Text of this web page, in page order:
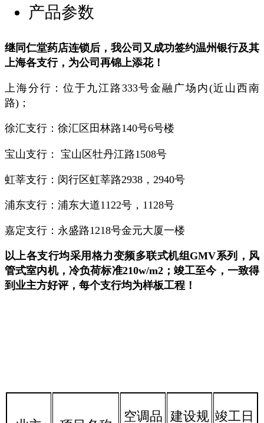
产品参数
继同仁堂药店连锁后，我公司又成功签约温州银行及其
上海各支行，为公司再锦上添花！
上海分行：位于九江路333号金融广场内(近山西南
路)；
徐汇支行：徐汇区田林路140号6号楼
宝山支行： 宝山区牡丹江路1508号
虹莘支行：闵行区虹莘路2938，2940号
浦东支行：浦东大道1122号，1128号
嘉定支行：永盛路1218号金元大厦一楼
以上各支行均采用格力变频多联式机组GMV系列，风
管式室内机，冷负荷标准210w/m2；竣工至今，一致得
到业主方好评，每个支行均为样板工程！
空调品 建设规 竣工日